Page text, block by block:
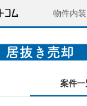
物件内装
案件一